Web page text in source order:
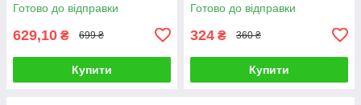
Готово до відправки
629,10 ₴ 699 ₴
Купити
Готово до відправки
324 ₴ 360 ₴
Купити